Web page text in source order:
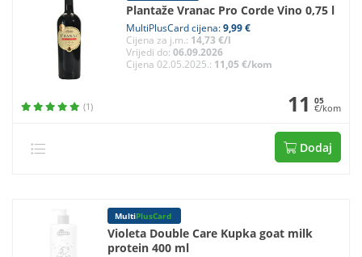
Plantaže Vranac Pro Corde Vino 0,75 l
MultiPlusCard cijena:9,99 €
Cijena za j.m.: 14,73 €/l
Vrijedi do: 06.09.2026
Cijena 02.05.2025.: 11,05 €/kom
(1) 11 05
€/kom
Dodaj
MultiPlusCard
Violeta Double Care Kupka goat milk
protein 400 ml